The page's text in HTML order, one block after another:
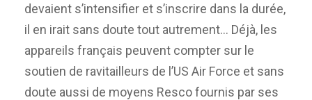
devaient s’intensifier et s’inscrire dans la durée,
il en irait sans doute tout autrement… Déjà, les
appareils français peuvent compter sur le
soutien de ravitailleurs de l’US Air Force et sans
doute aussi de moyens Resco fournis par ses